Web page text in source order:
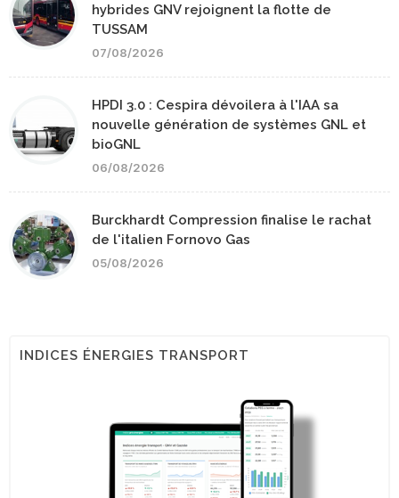
hybrides GNV rejoignent la flotte de
TUSSAM
07/08/2026
HPDI 3.0 : Cespira dévoilera à l'IAA sa
nouvelle génération de systèmes GNL et
bioGNL
06/08/2026
Burckhardt Compression finalise le rachat
de l'italien Fornovo Gas
05/08/2026
INDICES ÉNERGIES TRANSPORT